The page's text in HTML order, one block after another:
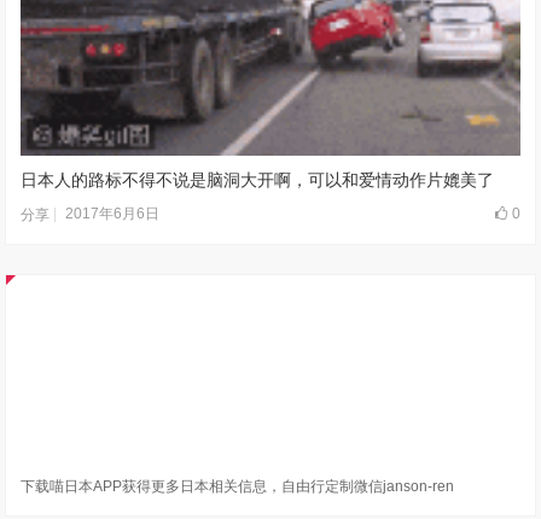
日本人的路标不得不说是脑洞大开啊，可以和爱情动作片媲美了
分享 2017年6月6日 0
下载喵日本APP获得更多日本相关信息，自由行定制微信janson-ren